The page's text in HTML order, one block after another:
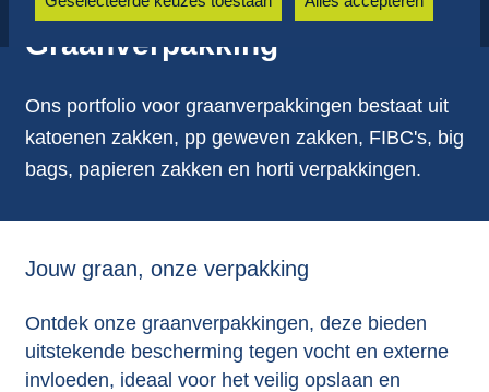
Graanverpakking
Ons portfolio voor graanverpakkingen bestaat uit
katoenen zakken, pp geweven zakken, FIBC's, big
bags, papieren zakken en horti verpakkingen.
Jouw graan, onze verpakking
Ontdek onze graanverpakkingen, deze bieden
uitstekende bescherming tegen vocht en externe
invloeden, ideaal voor het veilig opslaan en